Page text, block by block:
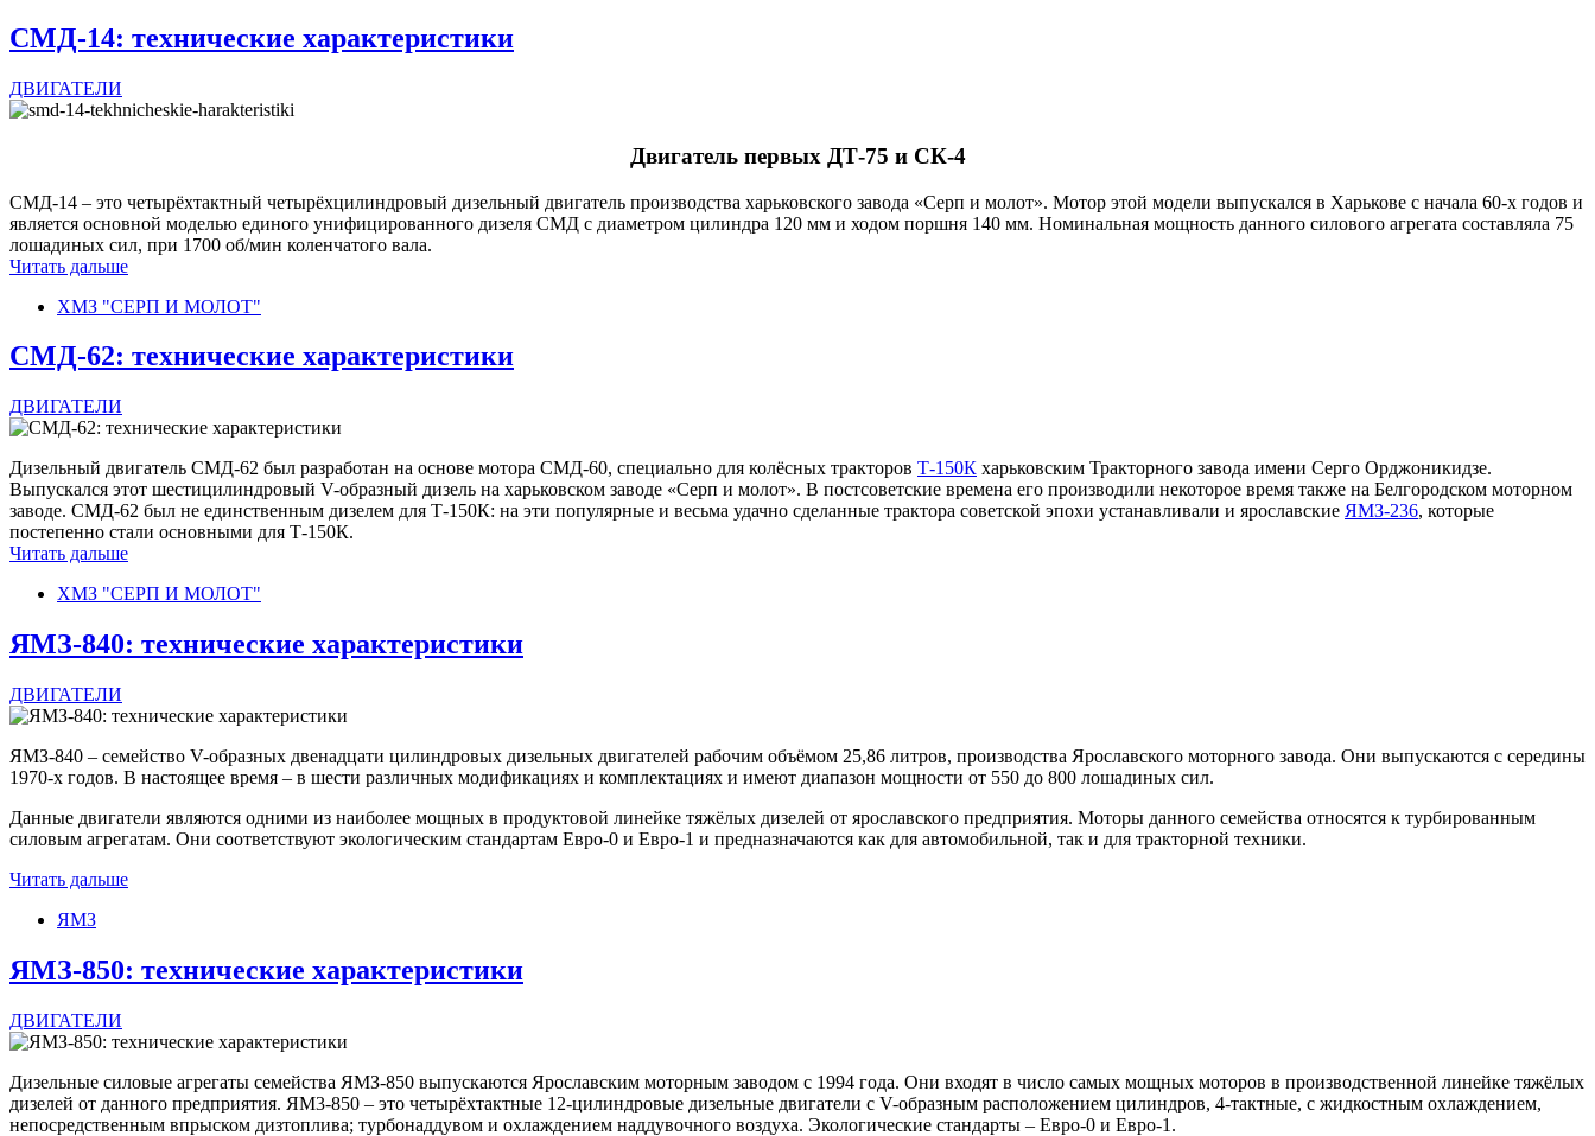
СМД-14: технические характеристики
ДВИГАТЕЛИ
Двигатель первых ДТ-75 и СК-4
СМД-14 – это четырёхтактный четырёхцилиндровый дизельный двигатель производства харьковского завода «Серп и молот». Мотор этой модели выпускался в Харькове с начала 60-х годов и
является основной моделью единого унифицированного дизеля СМД с диаметром цилиндра 120 мм и ходом поршня 140 мм. Номинальная мощность данного силового агрегата составляла 75
лошадиных сил, при 1700 об/мин коленчатого вала.
Читать дальше
ХМЗ "СЕРП И МОЛОТ"
СМД-62: технические характеристики
ДВИГАТЕЛИ
Дизельный двигатель СМД-62 был разработан на основе мотора СМД-60, специально для колёсных тракторов Т-150К харьковским Тракторного завода имени Серго Орджоникидзе.
Выпускался этот шестицилиндровый V-образный дизель на харьковском заводе «Серп и молот». В постсоветские времена его производили некоторое время также на Белгородском моторном
заводе. СМД-62 был не единственным дизелем для Т-150К: на эти популярные и весьма удачно сделанные трактора советской эпохи устанавливали и ярославские ЯМЗ-236, которые
постепенно стали основными для Т-150К.
Читать дальше
ХМЗ "СЕРП И МОЛОТ"
ЯМЗ-840: технические характеристики
ДВИГАТЕЛИ
ЯМЗ-840 – семейство V-образных двенадцати цилиндровых дизельных двигателей рабочим объёмом 25,86 литров, производства Ярославского моторного завода. Они выпускаются с середины
1970-х годов. В настоящее время – в шести различных модификациях и комплектациях и имеют диапазон мощности от 550 до 800 лошадиных сил.
Данные двигатели являются одними из наиболее мощных в продуктовой линейке тяжёлых дизелей от ярославского предприятия. Моторы данного семейства относятся к турбированным
силовым агрегатам. Они соответствуют экологическим стандартам Евро-0 и Евро-1 и предназначаются как для автомобильной, так и для тракторной техники.
Читать дальше
ЯМЗ
ЯМЗ-850: технические характеристики
ДВИГАТЕЛИ
Дизельные силовые агрегаты семейства ЯМЗ-850 выпускаются Ярославским моторным заводом с 1994 года. Они входят в число самых мощных моторов в производственной линейке тяжёлых
дизелей от данного предприятия. ЯМ3-850 – это четырёхтактные 12-цилиндровые дизельные двигатели с V-образным расположением цилиндров, 4-тактные, с жидкостным охлаждением,
непосредственным впрыском дизтоплива; турбонаддувом и охлаждением наддувочного воздуха. Экологические стандарты – Евро-0 и Евро-1.